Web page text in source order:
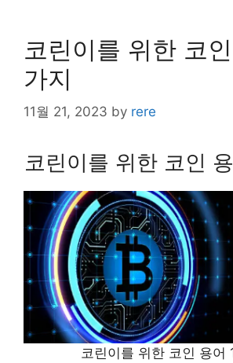
코린이를 위한 코
가지
11월 21, 2023 by rere
코린이를 위한 코인
코린이를 위한 코인 용어